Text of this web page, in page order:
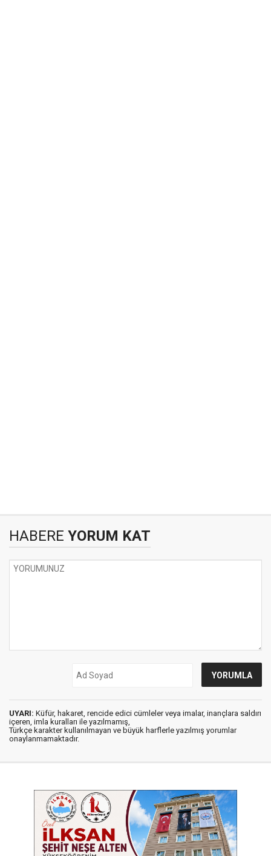
HABERE YORUM KAT
UYARI: Küfür, hakaret, rencide edici cümleler veya imalar, inançlara saldırı
içeren, imla kuralları ile yazılmamış,
Türkçe karakter kullanılmayan ve büyük harflerle yazılmış yorumlar
onaylanmamaktadır.